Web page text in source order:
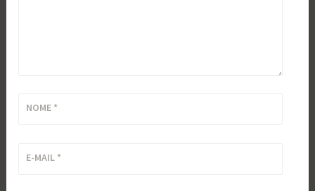
NOME *
E-MAIL *